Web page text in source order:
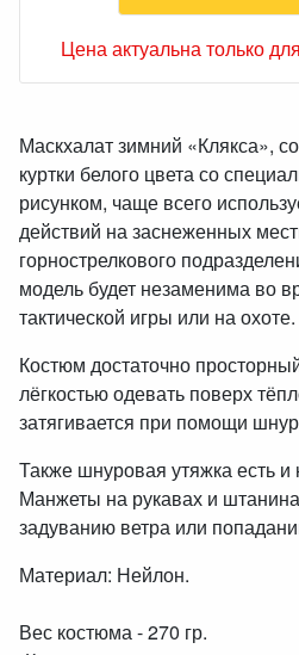
Цена актуальна только
Маскхалат зимний «Клякса»,
куртки белого цвета со
рисунком, чаще всего
действий на заснеженных
горнострелкового
модель будет незаменима во
тактической игры или на охоте.
Костюм достаточно
лёгкостью одевать поверх
затягивается при помощи
Также шнуровая утяжка есть и
Манжеты на рукавах и
задуванию ветра или
Материал: Нейлон.
Вес костюма - 270 гр.